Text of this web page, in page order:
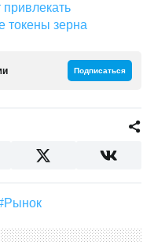
токены зерна
Подписаться
#Рынок